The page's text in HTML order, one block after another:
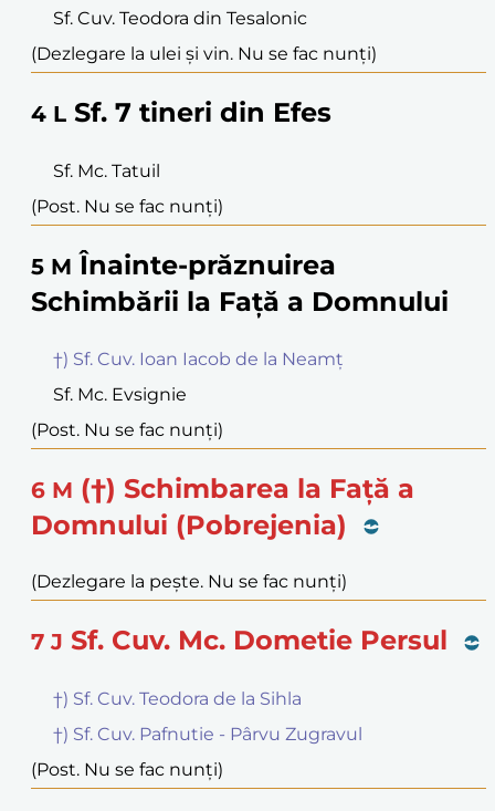
Sf. Cuv. Teodora din Tesalonic
(Dezlegare la ulei și vin. Nu se fac nunți)
4 L Sf. 7 tineri din Efes
Sf. Mc. Tatuil
(Post. Nu se fac nunți)
5 M Înainte-prăznuirea
Schimbării la Față a Domnului
†) Sf. Cuv. Ioan Iacob de la Neamț
Sf. Mc. Evsignie
(Post. Nu se fac nunți)
6 M (†) Schimbarea la Față a
Domnului (Pobrejenia)
(Dezlegare la pește. Nu se fac nunți)
7 J Sf. Cuv. Mc. Dometie Persul
†) Sf. Cuv. Teodora de la Sihla
†) Sf. Cuv. Pafnutie - Pârvu Zugravul
(Post. Nu se fac nunți)